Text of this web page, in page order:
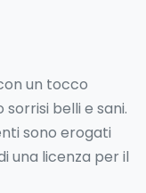
un tocco
belli e sani.
sono erogati
una licenza per il